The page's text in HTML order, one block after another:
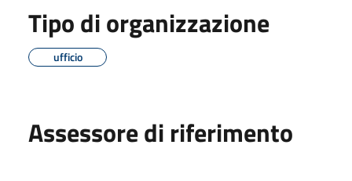
Tipo di organizzazione
ufficio
Assessore di riferimento